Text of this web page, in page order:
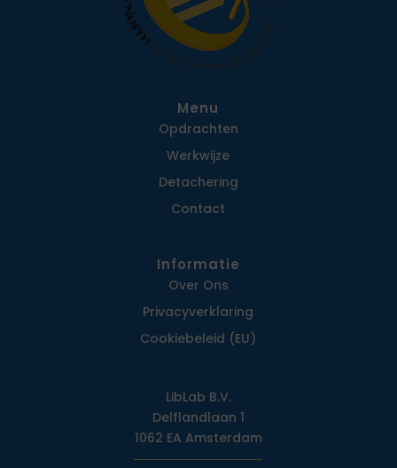
Menu
Opdrachten
Werkwijze
Detachering
Contact
Informatie
Over Ons
Privacy­verklaring
Cookiebeleid (EU)
LibLab B.V.
Delflandlaan 1
1062 EA Amsterdam